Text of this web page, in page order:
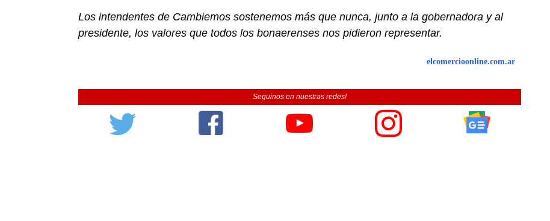
Los intendentes de Cambiemos sostenemos más que nunca, junto a la gobernadora y al
presidente, los valores que todos los bonaerenses nos pidieron representar.
elcomercioonline.com.ar
Seguinos en nuestras redes!